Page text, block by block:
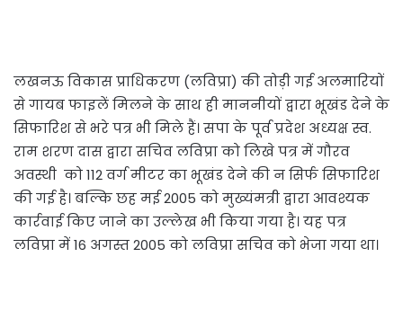
लखनऊ विकास प्राधिकरण (लविप्रा) की तोड़ी गई अलमारियों
से गायब फाइलें मिलने के साथ ही माननीयों द्वारा भूखंड देने के
सिफारिश से भरे पत्र भी मिले हैं। सपा के पूर्व प्रदेश अध्यक्ष स्व.
राम शरण दास द्वारा सचिव लविप्रा को लिखे पत्र में गौरव
अवस्थी को 112 वर्ग मीटर का भूखंड देने की न सिर्फ सिफारिश
की गई है। बल्कि छह मई 2005 को मुख्यंमत्री द्वारा आवश्यक
कार्रवाई किए जाने का उल्लेख भी किया गया है। यह पत्र
लविप्रा में 16 अगस्त 2005 को लविप्रा सचिव को भेजा गया था।